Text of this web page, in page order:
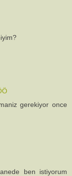
gerekiyor once
ben istiyorum